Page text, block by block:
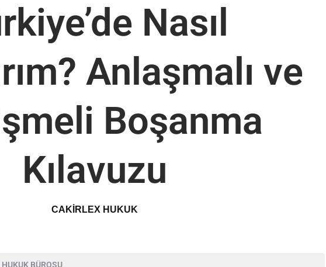
Nasıl
Anlaşmalı ve
Boşanma
Kılavuzu
CAKIRLEX HUKUK
BÜROSU